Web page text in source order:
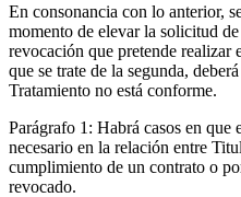
En consonancia con lo anterior,
momento de elevar la solicitud
revocación que pretende realizar
que se trate de la segunda,
Tratamiento no está conforme.
Parágrafo 1: Habrá casos en que
necesario en la relación entre
cumplimiento de un contrato o
revocado.